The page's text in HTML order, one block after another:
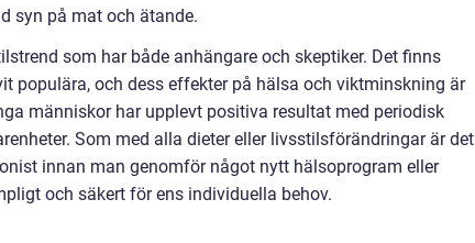
syn på mat och ätande.
som har både anhängare och skeptiker. Det finns
populära, och dess effekter på hälsa och viktminskning är
människor har upplevt positiva resultat med periodisk
Som med alla dieter eller livsstilsförändringar är det
innan man genomför något nytt hälsoprogram eller
och säkert för ens individuella behov.